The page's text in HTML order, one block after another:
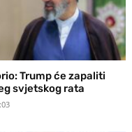
Trump će zapaliti
svjetskog rata